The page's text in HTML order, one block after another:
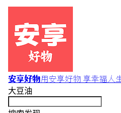
安享好物用安享好物 享幸福人
大豆油